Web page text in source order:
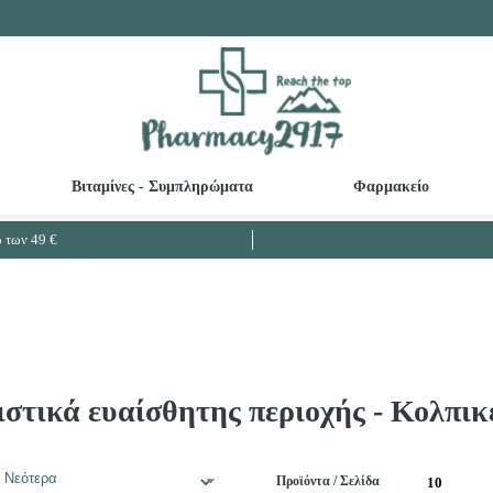
Βιταμίνες - Συμπληρώματα Φαρμακείο
49 €
ευαίσθητης περιοχής -
Προϊόντα / Σελίδα 10